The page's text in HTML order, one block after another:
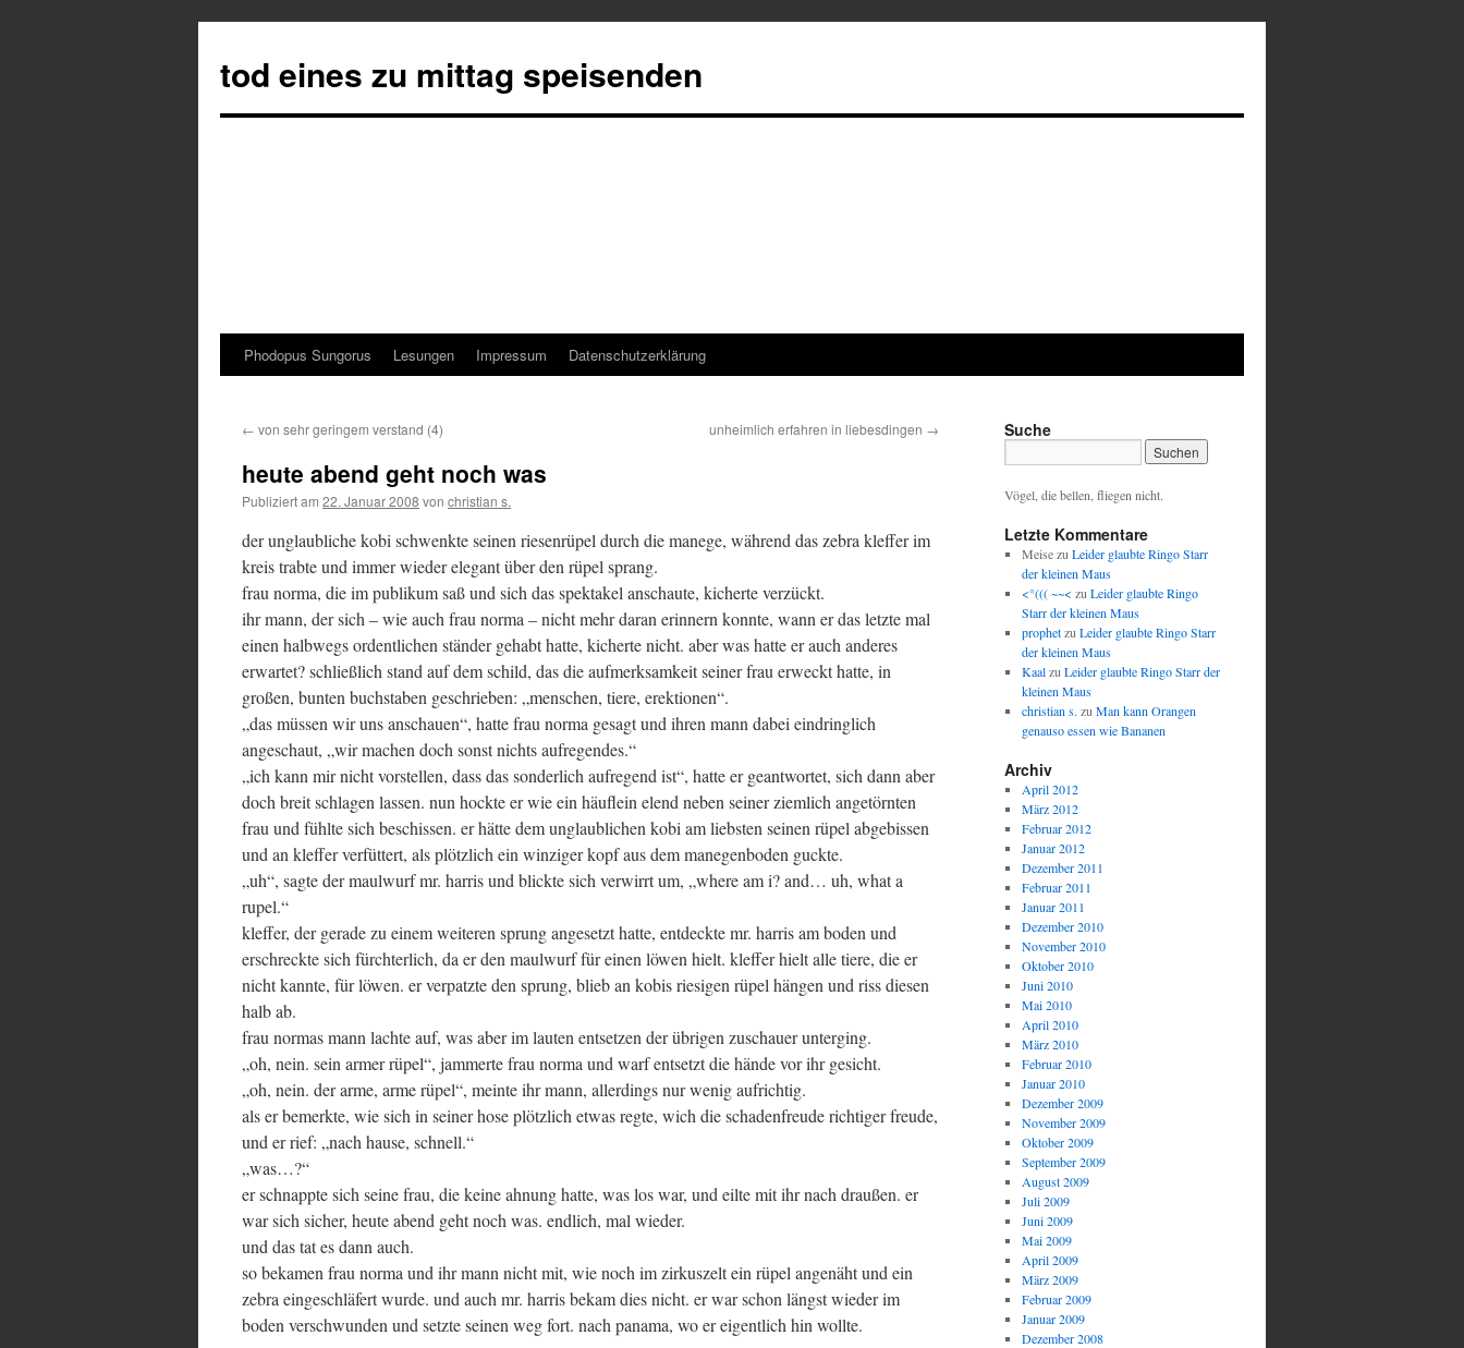
tod eines zu mittag speisenden
Springe
Inhalt
Phodopus Sungorus Lesungen Impressum Datenschutzerklärung
← von sehr geringem verstand (4) unheimlich erfahren in liebesdingen →
heute abend geht noch was
Publiziert am 22. Januar 2008 von christian s.
der unglaubliche kobi schwenkte seinen riesenrüpel durch die manege, während das zebra kleffer im
kreis trabte und immer wieder elegant über den rüpel sprang.
frau norma, die im publikum saß und sich das spektakel anschaute, kicherte verzückt.
ihr mann, der sich – wie auch frau norma – nicht mehr daran erinnern konnte, wann er das letzte mal
einen halbwegs ordentlichen ständer gehabt hatte, kicherte nicht. aber was hatte er auch anderes
erwartet? schließlich stand auf dem schild, das die aufmerksamkeit seiner frau erweckt hatte, in
großen, bunten buchstaben geschrieben: „menschen, tiere, erektionen“.
„das müssen wir uns anschauen“, hatte frau norma gesagt und ihren mann dabei eindringlich
angeschaut, „wir machen doch sonst nichts aufregendes.“
„ich kann mir nicht vorstellen, dass das sonderlich aufregend ist“, hatte er geantwortet, sich dann aber
doch breit schlagen lassen. nun hockte er wie ein häuflein elend neben seiner ziemlich angetörnten
frau und fühlte sich beschissen. er hätte dem unglaublichen kobi am liebsten seinen rüpel abgebissen
und an kleffer verfüttert, als plötzlich ein winziger kopf aus dem manegenboden guckte.
„uh“, sagte der maulwurf mr. harris und blickte sich verwirrt um, „where am i? and… uh, what a
rupel.“
kleffer, der gerade zu einem weiteren sprung angesetzt hatte, entdeckte mr. harris am boden und
erschreckte sich fürchterlich, da er den maulwurf für einen löwen hielt. kleffer hielt alle tiere, die er
nicht kannte, für löwen. er verpatzte den sprung, blieb an kobis riesigen rüpel hängen und riss diesen
halb ab.
frau normas mann lachte auf, was aber im lauten entsetzen der übrigen zuschauer unterging.
„oh, nein. sein armer rüpel“, jammerte frau norma und warf entsetzt die hände vor ihr gesicht.
„oh, nein. der arme, arme rüpel“, meinte ihr mann, allerdings nur wenig aufrichtig.
als er bemerkte, wie sich in seiner hose plötzlich etwas regte, wich die schadenfreude richtiger freude,
und er rief: „nach hause, schnell.“
„was…?“
er schnappte sich seine frau, die keine ahnung hatte, was los war, und eilte mit ihr nach draußen. er
war sich sicher, heute abend geht noch was. endlich, mal wieder.
und das tat es dann auch.
so bekamen frau norma und ihr mann nicht mit, wie noch im zirkuszelt ein rüpel angenäht und ein
zebra eingeschläfert wurde. und auch mr. harris bekam dies nicht. er war schon längst wieder im
boden verschwunden und setzte seinen weg fort. nach panama, wo er eigentlich hin wollte.
Suche
Vögel, die bellen, fliegen nicht.
Letzte Kommentare
Meisezu Leider glaubte Ringo Starr
der kleinen Maus
<°((( ~~< zu Leider glaubte Ringo
Starr der kleinen Maus
prophetzu Leider glaubte Ringo Starr
der kleinen Maus
Kaalzu Leider glaubte Ringo Starr der
kleinen Maus
christian s. zu Man kann Orangen
genauso essen wie Bananen
Archiv
April 2012
März 2012
Februar 2012
Januar 2012
Dezember 2011
Februar 2011
Januar 2011
Dezember 2010
November 2010
Oktober 2010
Juni 2010
Mai 2010
April 2010
März 2010
Februar 2010
Januar 2010
Dezember 2009
November 2009
Oktober 2009
September 2009
August 2009
Juli 2009
Juni 2009
Mai 2009
April 2009
März 2009
Februar 2009
Januar 2009
Dezember 2008